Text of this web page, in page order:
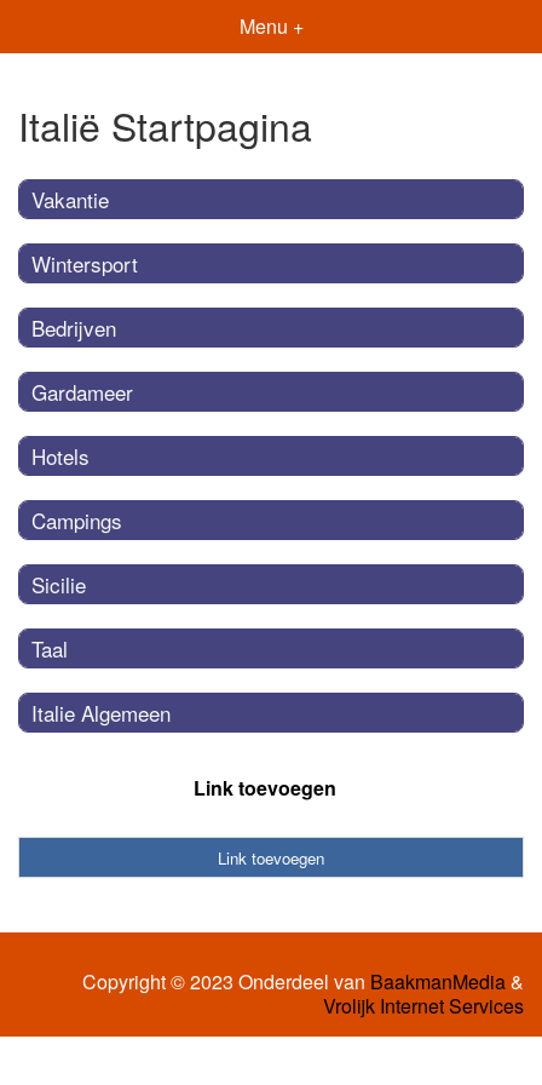
Menu +
Italië Startpagina
Vakantie
Wintersport
Bedrijven
Gardameer
Hotels
Campings
Sicilie
Taal
Italie Algemeen
Link toevoegen
Link toevoegen
Copyright © 2023 Onderdeel van BaakmanMedia&
Vrolijk Internet Services